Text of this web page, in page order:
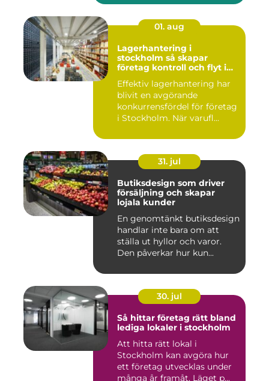
01. aug
Lagerhantering i
stockholm så skapar
företag kontroll och flyt i
Effektiv lagerhantering har
blivit en avgörande
konkurrensfördel för företag
i Stockholm. När varufl...
31. jul
Butiksdesign som driver
försäljning och skapar
lojala kunder
En genomtänkt butiksdesign
handlar inte bara om att
ställa ut hyllor och varor.
Den påverkar hur kun...
30. jul
Så hittar företag rätt bland
lediga lokaler i stockholm
Att hitta rätt lokal i
Stockholm kan avgöra hur
ett företag utvecklas under
många år framåt. Läget p...